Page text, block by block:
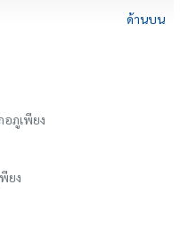
ด้านบน
ภูเพียง
ยง